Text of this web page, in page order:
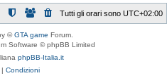
Tutti gli orari sono UTC+02:00
©GTA game Forum.
Software © phpBB Limited
phpBB-Italia.it
| Condizioni